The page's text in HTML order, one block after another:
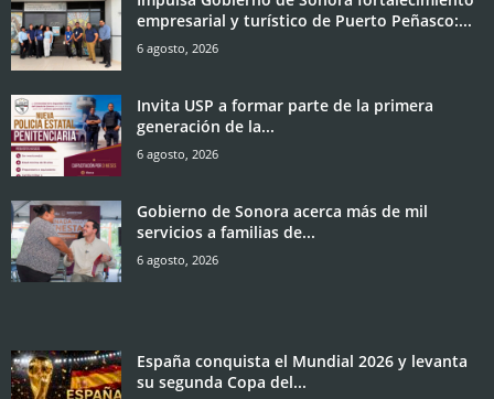
empresarial y turístico de Puerto Peñasco:...
6 agosto, 2026
Invita USP a formar parte de la primera
generación de la...
6 agosto, 2026
Gobierno de Sonora acerca más de mil
servicios a familias de...
6 agosto, 2026
España conquista el Mundial 2026 y levanta
su segunda Copa del...